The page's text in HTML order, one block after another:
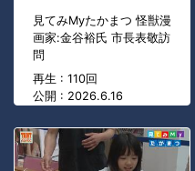
見てみMyたかまつ 怪獣漫
画家:金谷裕氏 市長表敬訪
問
再生 : 110回
公開 : 2026.6.16